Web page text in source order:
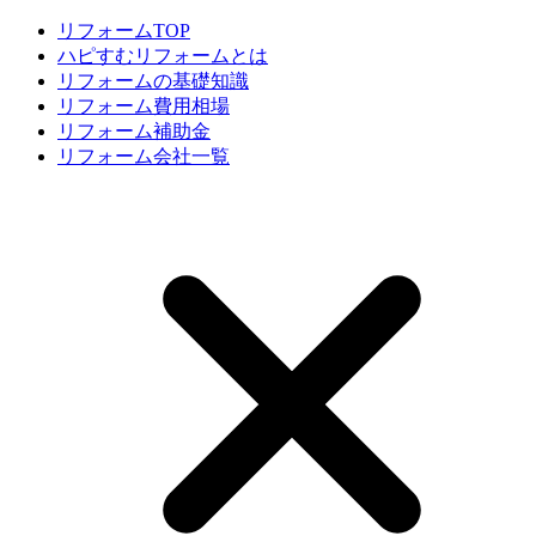
リフォームTOP
ハピすむリフォームとは
リフォームの基礎知識
リフォーム費用相場
リフォーム補助金
リフォーム会社一覧